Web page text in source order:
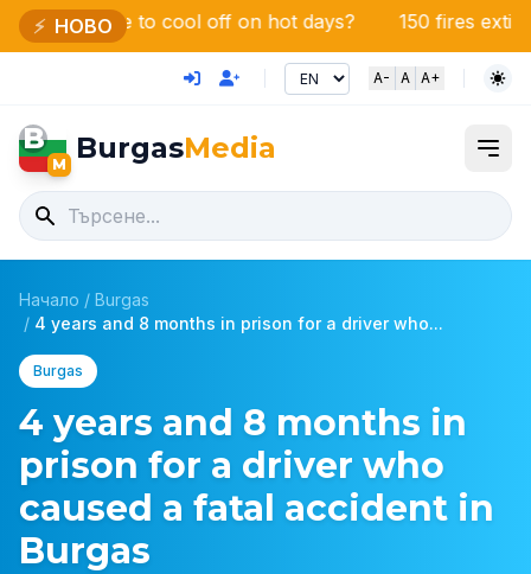
⚡ НОВО
to cool off on hot days? 150 fires extinguished in 24
A- A A+
B
M BurgasMedia
Начало / Burgas
/ 4 years and 8 months in prison for a driver who...
Burgas
4 years and 8 months in
prison for a driver who
caused a fatal accident in
Burgas